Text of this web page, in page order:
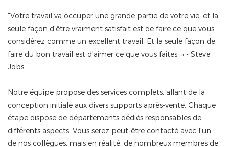
"Votre travail va occuper une grande partie de votre vie, et la
seule façon d'être vraiment satisfait est de faire ce que vous
considérez comme un excellent travail. Et la seule façon de
faire du bon travail est d'aimer ce que vous faites. » - Steve
Jobs
Notre équipe propose des services complets, allant de la
conception initiale aux divers supports après-vente. Chaque
étape dispose de départements dédiés responsables de
différents aspects. Vous serez peut-être contacté avec l'un
de nos collègues, mais en réalité, de nombreux membres de